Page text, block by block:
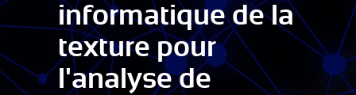
informatique de la
texture pour
l'analyse de